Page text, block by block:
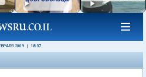
2009 18:37